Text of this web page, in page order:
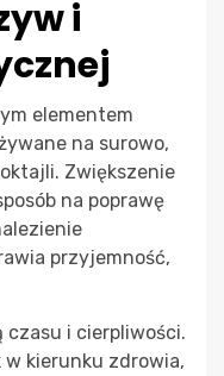
i
elementem
na surowo,
Zwiększenie
na poprawę
przyjemność,
czasu i cierpliwości.
kierunku zdrowia,